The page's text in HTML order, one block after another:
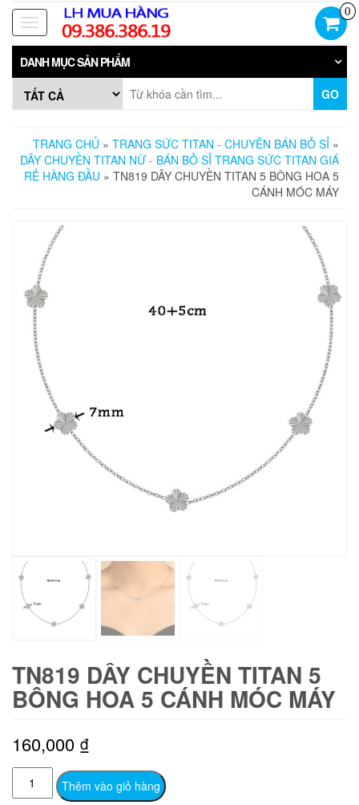
Skip
the
content
Toggle
navigation
0
DANH MỤC SẢN PHẨM
GO
TRANG CHỦ » TRANG SỨC TITAN - CHUYÊN BÁN BỎ SỈ »
DÂY CHUYỀN TITAN NỮ - BÁN BỎ SỈ TRANG SỨC TITAN GIÁ
RẺ HÀNG ĐẦU » TN819 DÂY CHUYỀN TITAN 5 BÔNG HOA 5
CÁNH MÓC MÁY
TN819 DÂY CHUYỀN TITAN 5
BÔNG HOA 5 CÁNH MÓC MÁY
160,000 ₫
TN819
Dây
Thêm vào giỏ hàng